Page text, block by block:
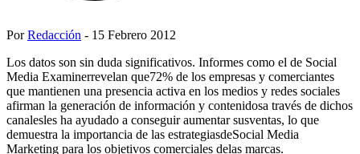
PorRedacción - 15 Febrero 2012
Los datos son sin duda significativos. Informes como el de Social
Media Examinerrevelan que72% de los empresas y comerciantes
que mantienen una presencia activa en los medios y redes sociales
afirman la generación de información y contenidosa través de dichos
canalesles ha ayudado a conseguir aumentar susventas, lo que
demuestra la importancia de las estrategiasdeSocial Media
Marketing para los objetivos comerciales delas marcas.